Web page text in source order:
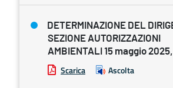
DETERMINAZIONE DEL
SEZIONE AUTORIZZAZIONI
AMBIENTALI 15 maggio
Scarica Ascolta